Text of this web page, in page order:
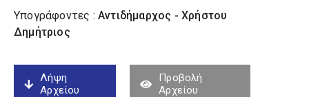
Υπογράφοντες : Αντιδήμαρχος - Χρήστου
Δημήτριος
Λήψη
Αρχείου
Προβολή
Αρχείου